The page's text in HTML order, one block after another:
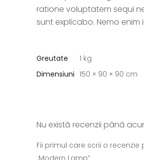
ratione voluptatem sequi
sunt explicabo. Nemo enim
Greutate
1 kg
Dimensiuni 150 × 90 × 90 cm
Nu există recenzii până
Fii primul care scrii o recenzie
„Modern Lamp”